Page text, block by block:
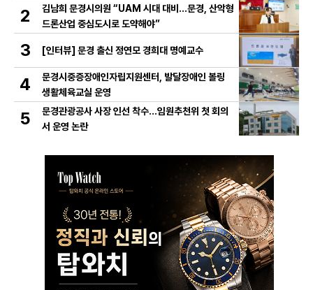
2
김남희 문경시의원 “UAM 시대 대비…문경, 산악형
드론산업 중심도시로 도약해야”
3 [인터뷰] 문경 출신 정연모 경희대 명예교수
4
문경시중증장애인자립지원센터, 발달장애인 볼링
생활체육교실 운영
5
문경관광공사 사장 인선 착수…임원추천위 첫 회의
서 운영 논란